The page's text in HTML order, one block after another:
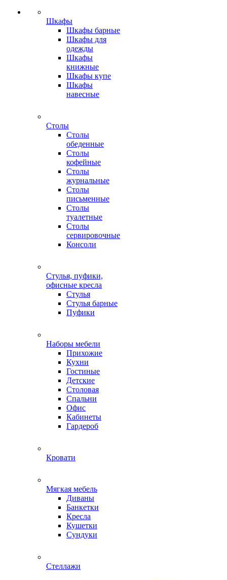
Шкафы
Шкафы барные
Шкафы для
одежды
Шкафы
книжные
Шкафы купе
Шкафы
навесные
Столы
Столы
обеденные
Столы
кофейные
Столы
журнальные
Столы
письменные
Столы
туалетные
Столы
сервировочные
Консоли
Стулья, пуфики,
офисные кресла
Стулья
Стулья барные
Пуфики
Наборы мебели
Прихожие
Кухни
Гостиные
Детские
Столовая
Спальни
Офис
Кабинеты
Гардероб
Кровати
Мягкая мебель
Диваны
Банкетки
Кресла
Кушетки
Сундуки
Стеллажи